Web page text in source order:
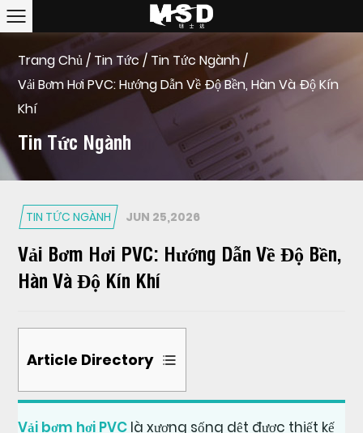
Trang Chủ/ Tin Tức/ Tin Tức Ngành/
Vải Bơm Hơi PVC: Hướng Dẫn Về Độ Bền, Hàn Và Độ Kín
Khí
Tin Tức Ngành
TIN TỨC NGÀNH JUN 25,2026
Vải Bơm Hơi PVC: Hướng Dẫn Về Độ Bền,
Hàn Và Độ Kín Khí
Article Directory
1
Vải bơm hơi PVC là xương sống dệt được thiết kế